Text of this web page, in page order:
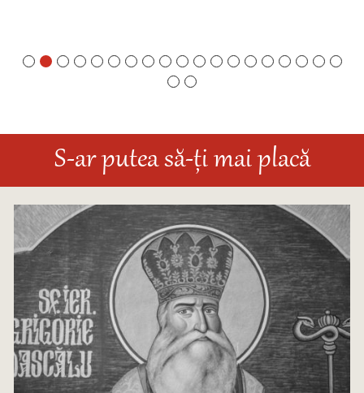
S-ar putea să-ți mai placă